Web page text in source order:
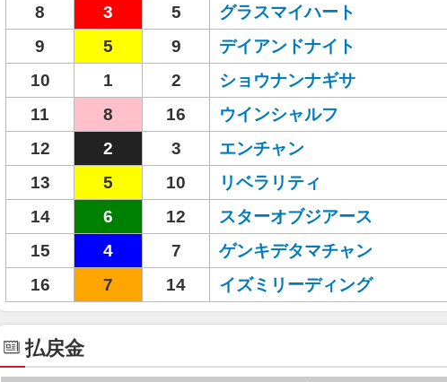
8
3 5 グラスマイハート
9
5 9 デイアンドナイト
10
1 2 ショウナンナギサ
11
8 16 ウインシャルフ
12
2 3 エンチャン
13
5 10 リベラリティ
14
6 12 スターオブジアース
15
4 7 ゲンキデタマチャン
16
7 14 イズミリーディング
払戻金